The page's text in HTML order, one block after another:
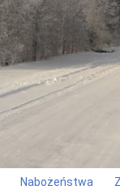
Nabożeństwa